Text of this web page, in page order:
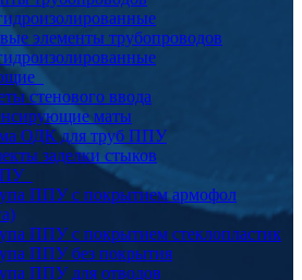
элементы трубопроводов
стенового ввода
маты
ОДК для труб ППУ
заделки стыков
ППУ с покрытием армофол
ППУ с покрытием стеклопластик
ППУ без покрытия
ППУ для отводов